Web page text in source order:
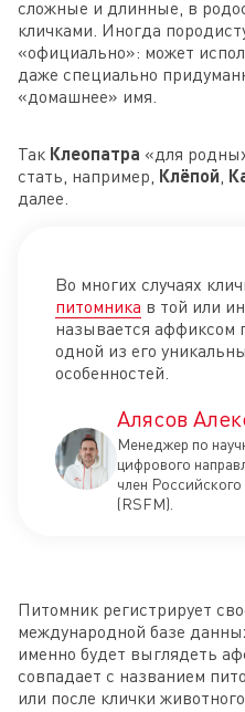
сложные и длинные, в
кличками. Иногда
«официально»: может
даже специально
«домашнее» имя.
Так Клеопатра «для
стать, например, Клёпой
далее.
Во многих случаях
питомника в той или
называется аффиксом
одной из его
особенностей.
Алясов
Менеджер по
цифрового
член
(RSFM).
Питомник регистрирует
международной базе
именно будет выглядеть
совпадает с названием
или после клички животного.